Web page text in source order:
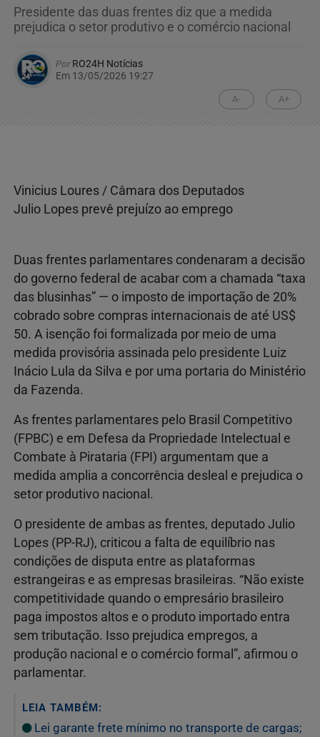
Presidente das duas frentes diz que a medida
prejudica o setor produtivo e o comércio nacional
PorRO24H Notícias
Em 13/05/2026 19:27
A- A+
Vinicius Loures / Câmara dos Deputados
Julio Lopes prevê prejuízo ao emprego
Duas frentes parlamentares condenaram a decisão
do governo federal de acabar com a chamada “taxa
das blusinhas” — o imposto de importação de 20%
cobrado sobre compras internacionais de até US$
50. A isenção foi formalizada por meio de uma
medida provisória assinada pelo presidente Luiz
Inácio Lula da Silva e por uma portaria do Ministério
da Fazenda.
As frentes parlamentares pelo Brasil Competitivo
(FPBC) e em Defesa da Propriedade Intelectual e
Combate à Pirataria (FPI) argumentam que a
medida amplia a concorrência desleal e prejudica o
setor produtivo nacional.
O presidente de ambas as frentes, deputado Julio
Lopes (PP-RJ), criticou a falta de equilíbrio nas
condições de disputa entre as plataformas
estrangeiras e as empresas brasileiras. “Não existe
competitividade quando o empresário brasileiro
paga impostos altos e o produto importado entra
sem tributação. Isso prejudica empregos, a
produção nacional e o comércio formal”, afirmou o
parlamentar.
LEIA TAMBÉM:
Lei garante frete mínimo no transporte de cargas;